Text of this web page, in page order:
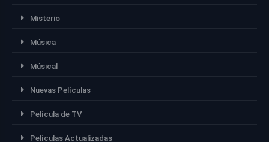
Misterio
Música
Músical
Nuevas Películas
Película de TV
Películas Actualizadas